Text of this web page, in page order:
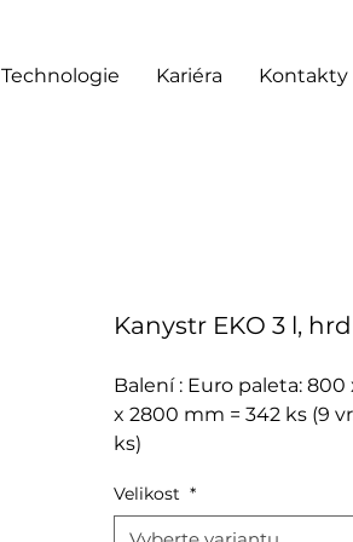
Technologie Kariéra Kontakty
Kanystr EKO 3 l,
Balení : Euro paleta: 800
x 2800 mm = 342 ks (9
ks)
Velikost *